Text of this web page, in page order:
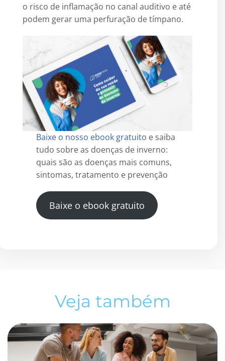
o risco de inflamação no canal auditivo e até
podem gerar uma perfuração de tímpano.
Baixe o nosso ebook gratuito e saiba
tudo sobre as doenças de inverno:
quais são as doenças mais comuns,
sintomas, tratamento e prevenção
Baixe o ebook gratuito
Veja também